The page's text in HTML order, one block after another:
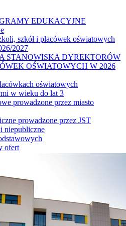
EDUKACYJNE
szkół i placówek oświatowych
2027
STANOWISKA DYREKTORÓW
OŚWIATOWYCH W 2026
oświatowych
w wieku do lat 3
prowadzone przez miasto
prowadzone przez JST
niepubliczne
ofert